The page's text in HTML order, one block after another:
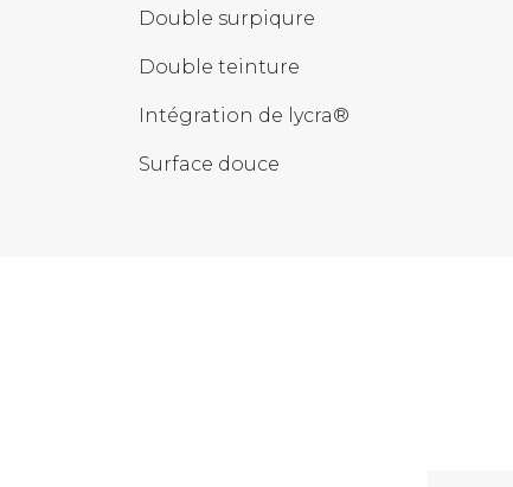
Double surpiqure
Double teinture
Intégration de lycra®
Surface douce